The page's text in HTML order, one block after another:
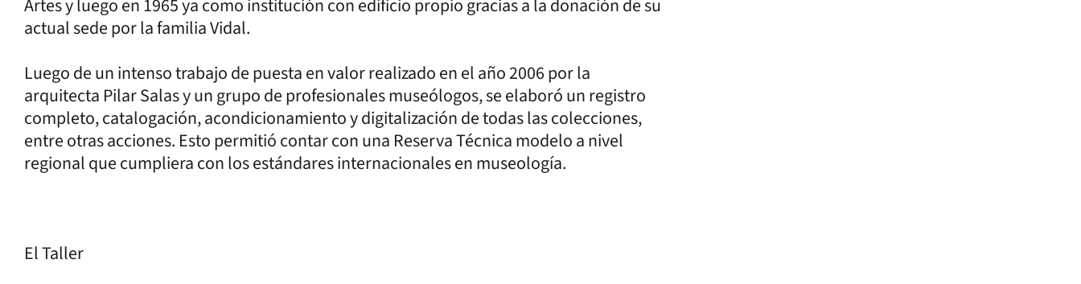
Artes y luego en 1965 ya como institución con edificio propio gracias a la donación de su
actual sede por la familia Vidal.
Luego de un intenso trabajo de puesta en valor realizado en el año 2006 por la
arquitecta Pilar Salas y un grupo de profesionales museólogos, se elaboró un registro
completo, catalogación, acondicionamiento y digitalización de todas las colecciones,
entre otras acciones. Esto permitió contar con una Reserva Técnica modelo a nivel
regional que cumpliera con los estándares internacionales en museología.
El Taller